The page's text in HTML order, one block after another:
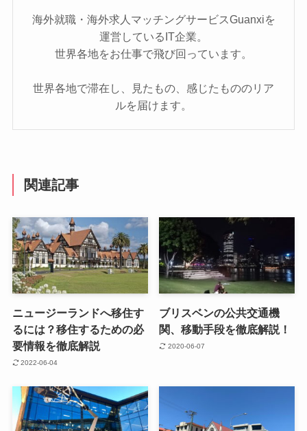
海外就職・海外求人マッチングサービスGuanxiを
運営しているIT企業。
世界各地をお仕事で飛び回っています。
世界各地で滞在し、見たもの、感じたもののリア
ルを届けます。
関連記事
ニュージーランドへ移住す
るには？移住するための必
要情報を徹底解説
2022-06-04
ブリスベンの公共交通機
関、移動手段を徹底解説！
2020-06-07